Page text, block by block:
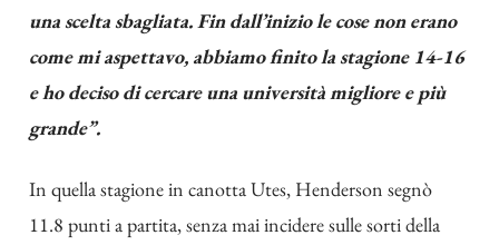
una scelta sbagliata. Fin dall’inizio le cose non erano
come mi aspettavo, abbiamo finito la stagione 14-16
e ho deciso di cercare una università migliore e più
grande”.
In quella stagione in canotta Utes, Henderson segnò
11.8 punti a partita, senza mai incidere sulle sorti della